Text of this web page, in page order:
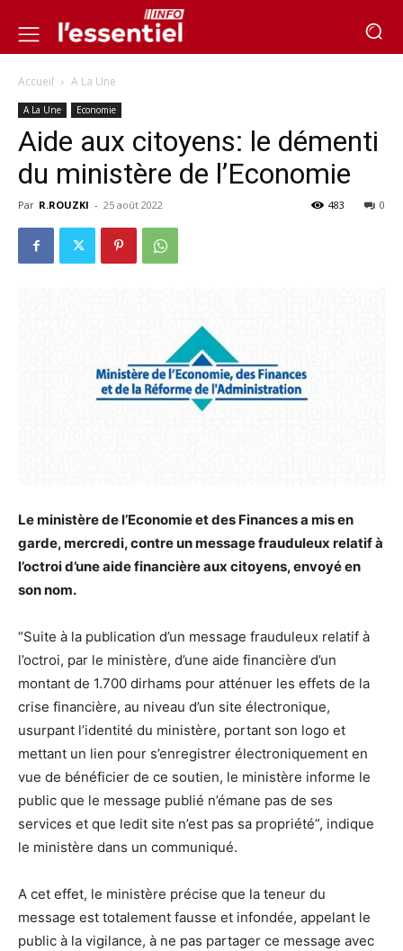
Accueil A La Une
A La Une Economie
Aide aux citoyens: le démenti
du ministère de l’Economie
Par R.ROUZKI - 25 août 2022 0
483
Le ministère de l’Economie et des Finances a mis en
garde, mercredi, contre un message frauduleux relatif à
l’octroi d’une aide financière aux citoyens, envoyé en
son nom.
“Suite à la publication d’un message frauduleux relatif à
l’octroi, par le ministère, d’une aide financière d’un
montant de 1.700 dirhams pour atténuer les effets de la
crise financière, au niveau d’un site électronique,
usurpant l’identité du ministère, portant son logo et
mettant un lien pour s’enregistrer électroniquement en
vue de bénéficier de ce soutien, le ministère informe le
public que le message publié n’émane pas de ses
services et que ledit site n’est pas sa propriété”, indique
le ministère dans un communiqué.
A cet effet, le ministère précise que la teneur du
message est totalement fausse et infondée, appelant le
public à la vigilance, à ne pas partager ce message avec